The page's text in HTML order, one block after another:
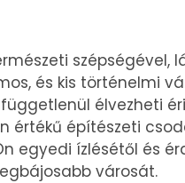
és kis történelmi
függetlenül élvezheti
értékű építészeti
egyedi ízlésétől és
városát.